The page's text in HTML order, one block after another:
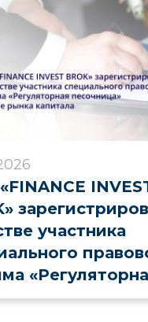
участника
в сфере рынка